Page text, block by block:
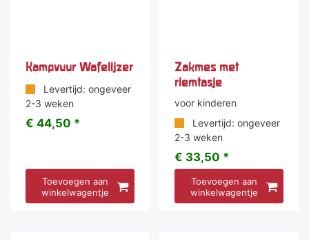
Kampvuur Wafelijzer
Levertijd: ongeveer
2-3 weken
€ 44,50 *
Toevoegen aan
winkelwagentje
Zakmes met
riemtasje
voor kinderen
Levertijd: ongeveer
2-3 weken
€ 33,50 *
Toevoegen aan
winkelwagentje